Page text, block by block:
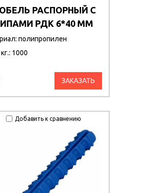
РАСПОРНЫЙ С
РДК 6*40 ММ
полипропилен
1000
ЗАКАЗАТЬ
Добавить к сравнению